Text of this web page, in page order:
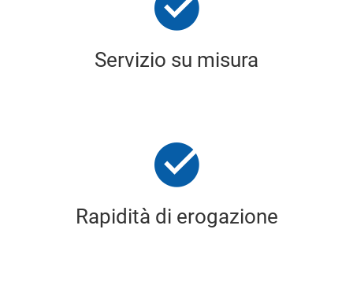
Servizio su misura
Rapidità di erogazione